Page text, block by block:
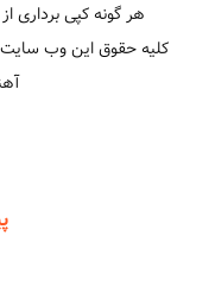
هر گونه کپی برداری
کلیه حقوق این وب